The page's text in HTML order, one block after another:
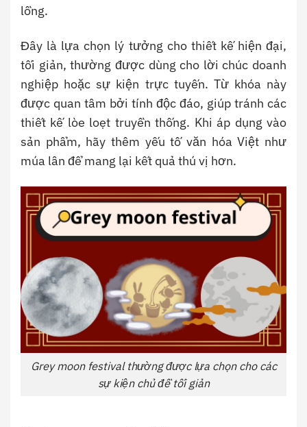
lồng.
Đây là lựa chọn lý tưởng cho thiết kế hiện đại,
tối giản, thường được dùng cho lời chúc doanh
nghiệp hoặc sự kiện trực tuyến. Từ khóa này
được quan tâm bởi tính độc đáo, giúp tránh các
thiết kế lòe loẹt truyền thống. Khi áp dụng vào
sản phẩm, hãy thêm yếu tố văn hóa Việt như
múa lân để mang lại kết quả thú vị hơn.
Grey moon festival thường được lựa chọn cho các
sự kiện chủ đề tối giản